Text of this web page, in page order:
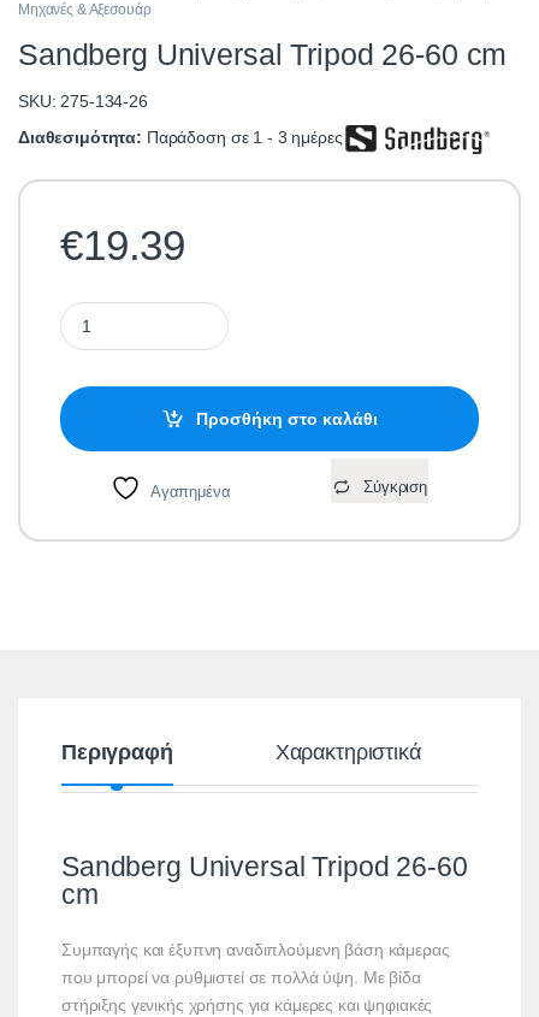
Μηχανές & Αξεσουάρ
Sandberg Universal Tripod 26-60 cm
SKU: 275-134-26
Διαθεσιμότητα: Παράδοση σε 1 - 3 ημέρες
€19.39
Sandberg Universal Tripod 26-60 cm quantity
Προσθήκη στο καλάθι
Αγαπημένα Σύγκριση
Περιγραφή Χαρακτηριστικά
Sandberg Universal Tripod 26-60
cm
Συμπαγής και έξυπνη αναδιπλούμενη βάση κάμερας
που μπορεί να ρυθμιστεί σε πολλά ύψη. Με βίδα
στήριξης γενικής χρήσης για κάμερες και ψηφιακές